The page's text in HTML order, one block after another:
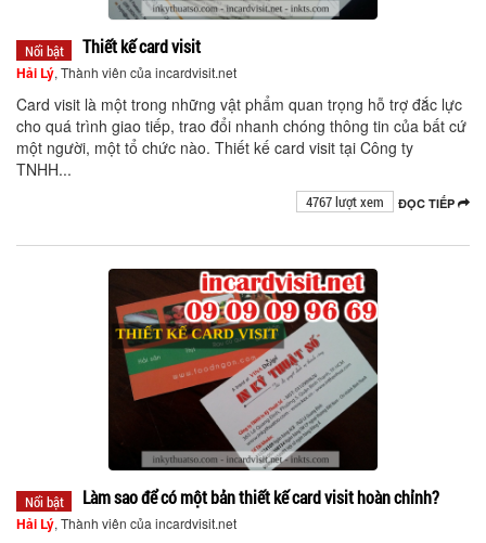
Nổi bật Thiết kế card visit
Hải Lý, Thành viên của incardvisit.net
Card visit là một trong những vật phẩm quan trọng hỗ trợ đắc lực
cho quá trình giao tiếp, trao đổi nhanh chóng thông tin của bất cứ
một người, một tổ chức nào. Thiết kế card visit tại Công ty
TNHH...
ĐỌC TIẾP
4767 lượt xem
Nổi bật Làm sao để có một bản thiết kế card visit hoàn chỉnh?
Hải Lý, Thành viên của incardvisit.net